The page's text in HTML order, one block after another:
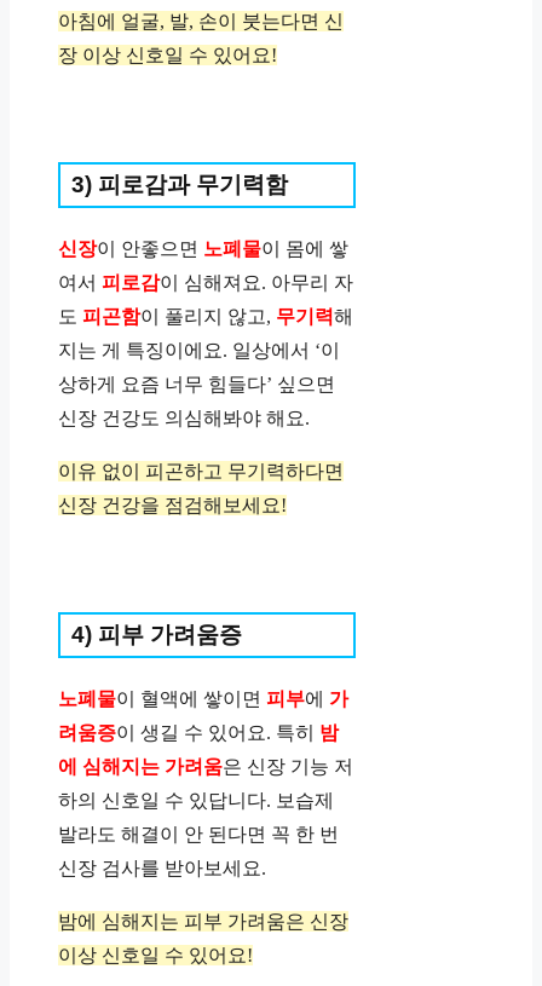
아침에 얼굴, 발, 손이 붓는다면 신
장 이상 신호일 수 있어요!
3) 피로감과 무기력함
신장이 안좋으면 노폐물이 몸에 쌓
여서 피로감이 심해져요. 아무리 자
도 피곤함이 풀리지 않고, 무기력해
지는 게 특징이에요. 일상에서 ‘이
상하게 요즘 너무 힘들다’ 싶으면
신장 건강도 의심해봐야 해요.
이유 없이 피곤하고 무기력하다면
신장 건강을 점검해보세요!
4) 피부 가려움증
노폐물이 혈액에 쌓이면 피부에 가
려움증이 생길 수 있어요. 특히 밤
에 심해지는 가려움은 신장 기능 저
하의 신호일 수 있답니다. 보습제
발라도 해결이 안 된다면 꼭 한 번
신장 검사를 받아보세요.
밤에 심해지는 피부 가려움은 신장
이상 신호일 수 있어요!